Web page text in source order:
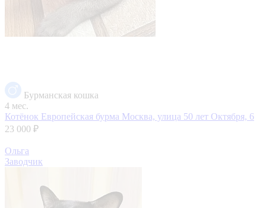
Бурманская кошка
4 мес.
Котёнок Европейская бурма Москва, улица 50 лет Октября, 6
23 000 ₽
Ольга
Заводчик